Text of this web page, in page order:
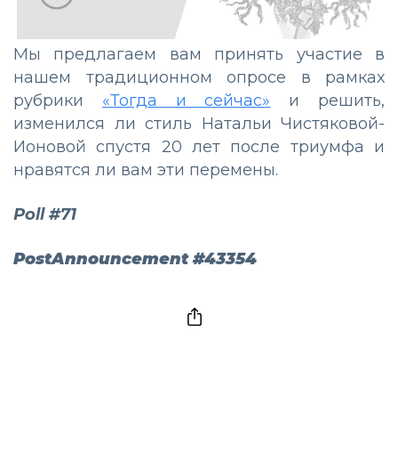
Мы предлагаем вам принять участие в
нашем традиционном опросе в рамках
рубрики «Тогда и сейчас» и решить,
изменился ли стиль Натальи Чистяковой-
Ионовой спустя 20 лет после триумфа и
нравятся ли вам эти перемены.
Poll #71
PostAnnouncement #43354